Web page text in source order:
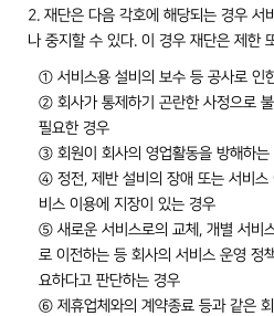
2. 재단은 다음 각호에 해당되는 경우 서
나 중지할 수 있다. 이 경우 재단은 제한
① 서비스용 설비의 보수 등 공사로 인
② 회사가 통제하기 곤란한 사정으로
필요한 경우
③ 회원이 회사의 영업활동을 방해하는
④ 정전, 제반 설비의 장애 또는 서비스
비스 이용에 지장이 있는 경우
⑤ 새로운 서비스로의 교체, 개별 서비
로 이전하는 등 회사의 서비스 운영 정
요하다고 판단하는 경우
⑥ 제휴업체와의 계약종료 등과 같은